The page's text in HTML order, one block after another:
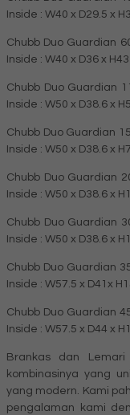
Inside : W40 x D29.5 x
Chubb Duo Guardian
Inside : W40 x D36 x
Chubb Duo Guardian
Inside : W50 x D38.6 x
Chubb Duo Guardian
Inside : W50 x D38.6 x
Chubb Duo Guardian
Inside : W50 x D38.6 x
Chubb Duo Guardian
Inside : W50 x D38.6 x
Chubb Duo Guardian
Inside : W57.5 x D41x
Chubb Duo Guardian
Inside : W57.5 x D44 x
Brankas dan
kombinasinya yang
yang modern. Kami
pengalaman kami